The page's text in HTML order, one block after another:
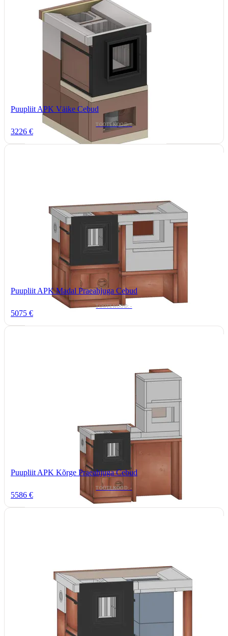
Puupliit APK Väike Cebud
TOOTEKOOD: -
3226 €
Puupliit APK Madal Praeahjuga Cebud
TOOTEKOOD: -
5075 €
Puupliit APK Kõrge Praeahjuga Cebud
TOOTEKOOD: -
5586 €